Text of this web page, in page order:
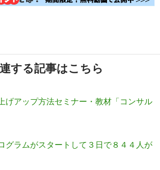
する記事はこちら
げアップ方法セミナー・教材「コンサル
」の公開開始です！
グラムがスタートして３日で８４４人が